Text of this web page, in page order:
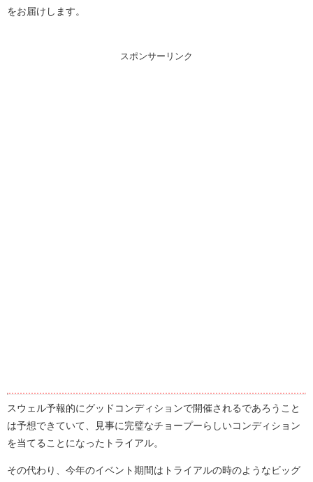
をお届けします。
スポンサーリンク
スウェル予報的にグッドコンディションで開催されるであろうこと
は予想できていて、見事に完璧なチョープーらしいコンディション
を当てることになったトライアル。
その代わり、今年のイベント期間はトライアルの時のようなビッグ